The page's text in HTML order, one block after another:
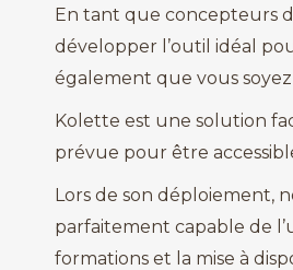
En tant que concepteurs
développer l’outil idéal
également que vous
Kolette est une solution
prévue pour être
Lors de son déploiement,
parfaitement capable de
formations et la mise à